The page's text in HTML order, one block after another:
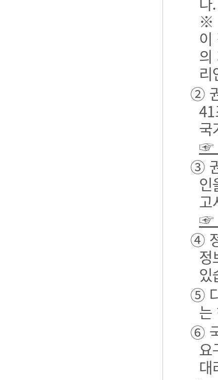
※
이
의
②
국
☞
③
인
고
☞
④
정
있
⑤
는
⑥
요
대